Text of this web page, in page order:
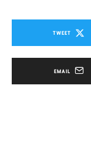
TWEET
EMAIL